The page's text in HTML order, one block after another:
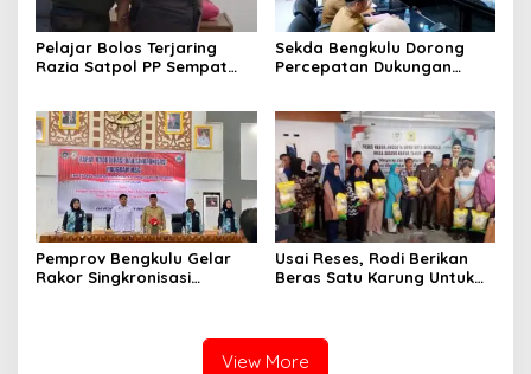
Pelajar Bolos Terjaring
Razia Satpol PP Sempat
Sekda Bengkulu Dorong
Percepatan Dukungan
Regional
Pemprov Bengkulu Gelar
Rakor Singkronisasi
Usai Reses, Rodi Berikan
Beras Satu Karung Untuk
View More